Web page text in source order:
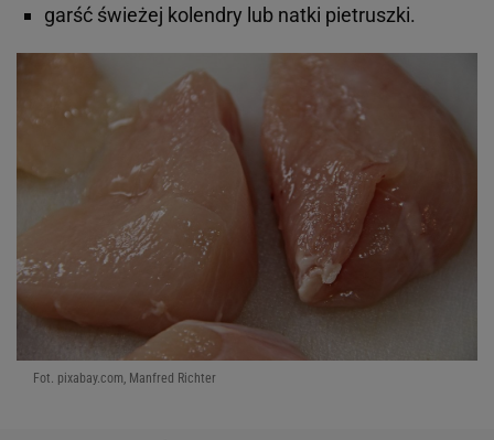
garść świeżej kolendry lub natki pietruszki.
Fot. pixabay.com, Manfred Richter